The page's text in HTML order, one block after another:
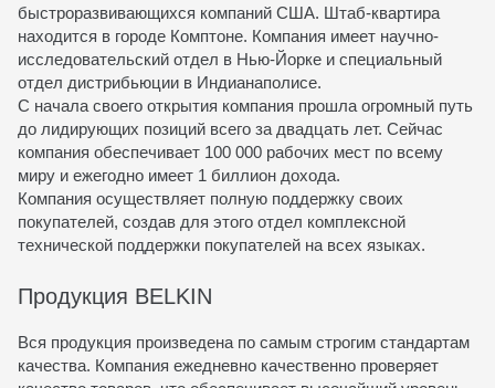
быстроразвивающихся компаний США. Штаб-квартира
находится в городе Комптоне. Компания имеет научно-
исследовательский отдел в Нью-Йорке и специальный
отдел дистрибьюции в Индианаполисе.
С начала своего открытия компания прошла огромный путь
до лидирующих позиций всего за двадцать лет. Сейчас
компания обеспечивает 100 000 рабочих мест по всему
миру и ежегодно имеет 1 биллион дохода.
Компания осуществляет полную поддержку своих
покупателей, создав для этого отдел комплексной
технической поддержки покупателей на всех языках.
Продукция BELKIN
Вся продукция произведена по самым строгим стандартам
качества. Компания ежедневно качественно проверяет